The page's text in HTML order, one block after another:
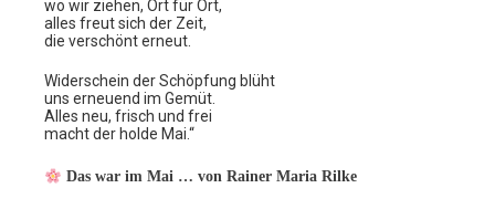
wo wir ziehen, Ort für Ort,
alles freut sich der Zeit,
die verschönt erneut.
Widerschein der Schöpfung blüht
uns erneuend im Gemüt.
Alles neu, frisch und frei
macht der holde Mai.“
Das war im Mai … von Rainer Maria Rilke